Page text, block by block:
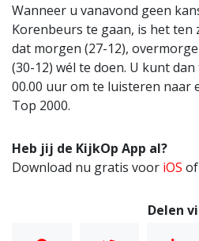
Wanneer u vanavond geen
Korenbeurs te gaan, is het ten
dat morgen (27-12),
(30-12) wél te doen. U kunt
00.00 uur om te luisteren naar
Top 2000.
Heb jij de KijkOp App al?
Download nu gratis voor iOS of
Delen